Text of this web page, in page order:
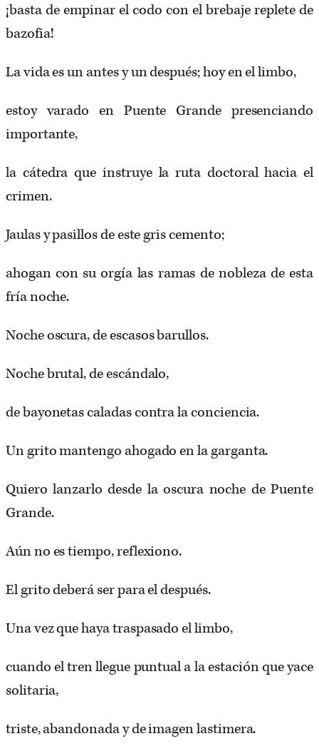
¡basta de empinar el codo con el brebaje replete de
bazofia!
La vida es un antes y un después; hoy en el limbo,
estoy varado en Puente Grande presenciando
importante,
la cátedra que instruye la ruta doctoral hacia el
crimen.
Jaulas y pasillos de este gris cemento;
ahogan con su orgía las ramas de nobleza de esta
fría noche.
Noche oscura, de escasos barullos.
Noche brutal, de escándalo,
de bayonetas caladas contra la conciencia.
Un grito mantengo ahogado en la garganta.
Quiero lanzarlo desde la oscura noche de Puente
Grande.
Aún no es tiempo, reflexiono.
El grito deberá ser para el después.
Una vez que haya traspasado el limbo,
cuando el tren llegue puntual a la estación que yace
solitaria,
triste, abandonada y de imagen lastimera.